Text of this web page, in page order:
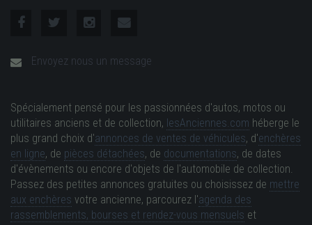
Envoyez nous un message
Spécialement pensé pour les passionnées d'autos, motos ou
utilitaires anciens et de collection, lesAnciennes.com héberge le
plus grand choix d'annonces de ventes de véhicules, d'enchères
en ligne, de pièces détachées, de documentations, de dates
d'évènements ou encore d'objets de l'automobile de collection.
Passez des petites annonces gratuites ou choisissez de mettre
aux enchères votre ancienne, parcourez l'agenda des
rassemblements, bourses et rendez-vous mensuels et